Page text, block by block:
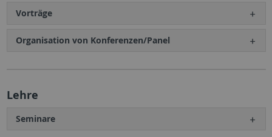
Vorträge
Organisation von Konferenzen/Panel
Lehre
Seminare